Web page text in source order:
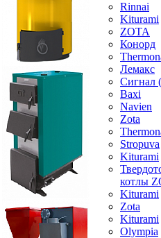
Rinnai
Kiturami
ZOTA
Конорд
Лемакс
Baxi
Navien
Zota
Stropuva
Kiturami
котлы
Kiturami
Zota
Kiturami
Olympia